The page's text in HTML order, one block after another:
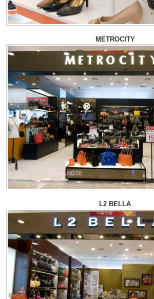
METROCITY
L2 BELLA